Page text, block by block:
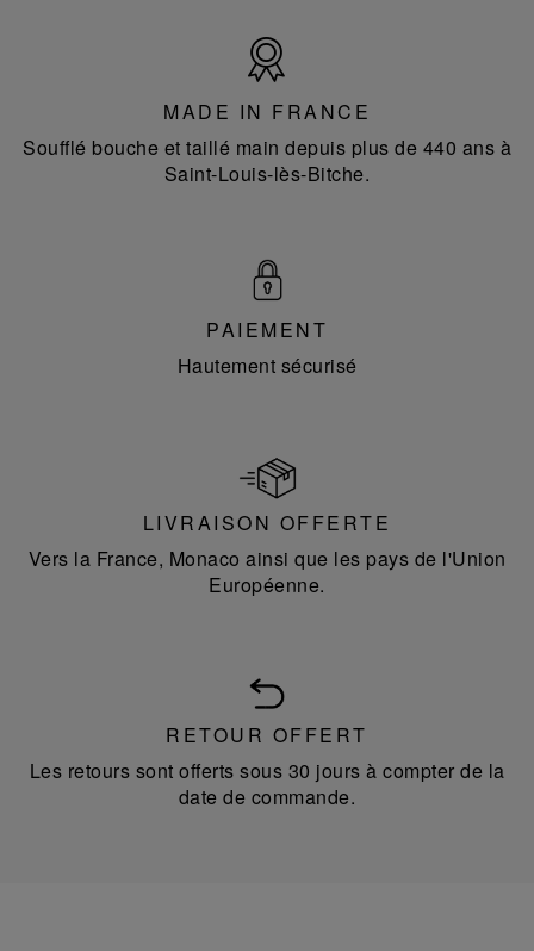
France
MADE IN FRANCE
Soufflé bouche et taillé main depuis plus de 440 ans à
Saint-Louis-lès-Bitche.
PAIEMENT
Hautement sécurisé
LIVRAISON OFFERTE
Vers la France, Monaco ainsi que les pays de l'Union
Européenne.
RETOUR OFFERT
Les retours sont offerts sous 30 jours à compter de la
date de commande.